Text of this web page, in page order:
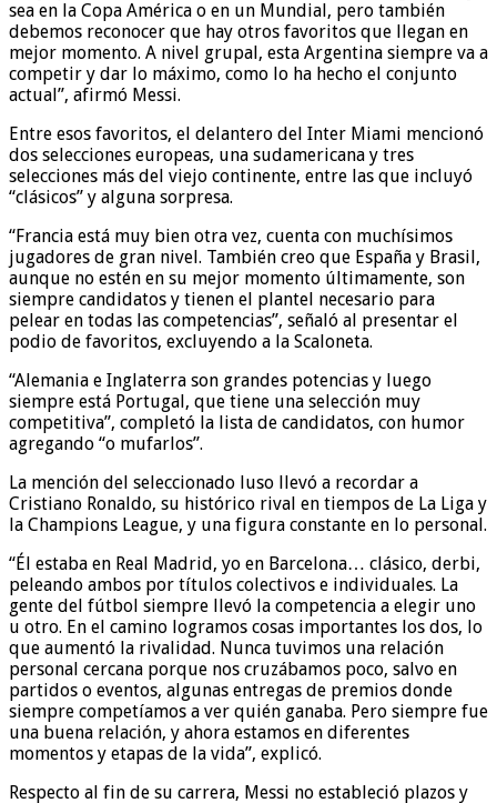
sea en la Copa América o en un Mundial, pero también
debemos reconocer que hay otros favoritos que llegan en
mejor momento. A nivel grupal, esta Argentina siempre va a
competir y dar lo máximo, como lo ha hecho el conjunto
actual”, afirmó Messi.
Entre esos favoritos, el delantero del Inter Miami mencionó
dos selecciones europeas, una sudamericana y tres
selecciones más del viejo continente, entre las que incluyó
“clásicos” y alguna sorpresa.
“Francia está muy bien otra vez, cuenta con muchísimos
jugadores de gran nivel. También creo que España y Brasil,
aunque no estén en su mejor momento últimamente, son
siempre candidatos y tienen el plantel necesario para
pelear en todas las competencias”, señaló al presentar el
podio de favoritos, excluyendo a la Scaloneta.
“Alemania e Inglaterra son grandes potencias y luego
siempre está Portugal, que tiene una selección muy
competitiva”, completó la lista de candidatos, con humor
agregando “o mufarlos”.
La mención del seleccionado luso llevó a recordar a
Cristiano Ronaldo, su histórico rival en tiempos de La Liga y
la Champions League, y una figura constante en lo personal.
“Él estaba en Real Madrid, yo en Barcelona… clásico, derbi,
peleando ambos por títulos colectivos e individuales. La
gente del fútbol siempre llevó la competencia a elegir uno
u otro. En el camino logramos cosas importantes los dos, lo
que aumentó la rivalidad. Nunca tuvimos una relación
personal cercana porque nos cruzábamos poco, salvo en
partidos o eventos, algunas entregas de premios donde
siempre competíamos a ver quién ganaba. Pero siempre fue
una buena relación, y ahora estamos en diferentes
momentos y etapas de la vida”, explicó.
Respecto al fin de su carrera, Messi no estableció plazos y